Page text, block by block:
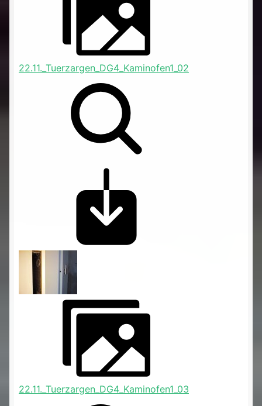
22.11._Tuerzargen_DG4_Kaminofen1_02
22.11._Tuerzargen_DG4_Kaminofen1_03